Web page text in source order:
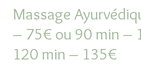
Massage
– 75€ ou 90 min –
120 min – 135€